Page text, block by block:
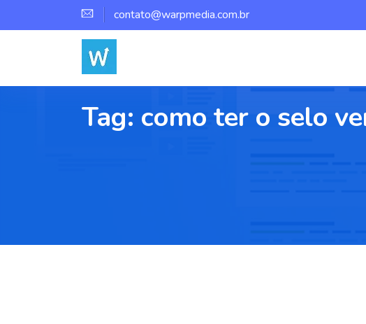
contato@warpmedia.com.br
Tag: como ter o selo